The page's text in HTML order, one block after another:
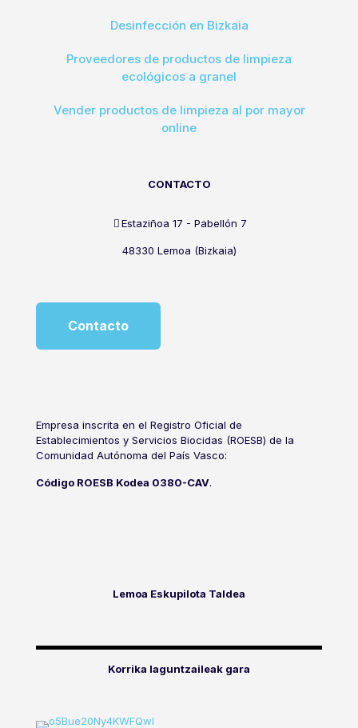
Desinfección en Bizkaia
Proveedores de productos de limpieza
ecológicos a granel
Vender productos de limpieza al por mayor
online
CONTACTO
Estaziñoa 17 - Pabellón 7
48330 Lemoa (Bizkaia)
Contacto
Empresa inscrita en el Registro Oficial de
Establecimientos y Servicios Biocidas (ROESB) de la
Comunidad Autónoma del País Vasco:
Código ROESB Kodea 0380-CAV.
Lemoa Eskupilota Taldea
Korrika laguntzaileak gara